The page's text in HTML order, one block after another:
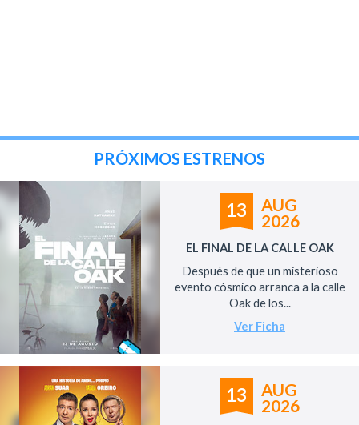
PRÓXIMOS ESTRENOS
13
AUG
2026
EL FINAL DE LA CALLE OAK
Después de que un misterioso
evento cósmico arranca a la calle
Oak de los...
Ver Ficha
13
AUG
2026